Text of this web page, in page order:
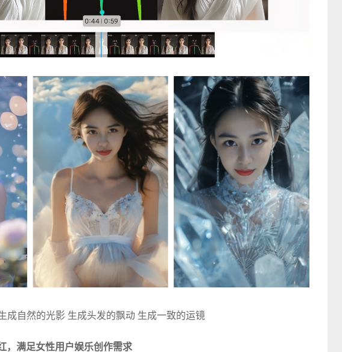
成自然的光影 生成头发的飘动 生成一致的运镜
，满足女性用户娱乐创作需求